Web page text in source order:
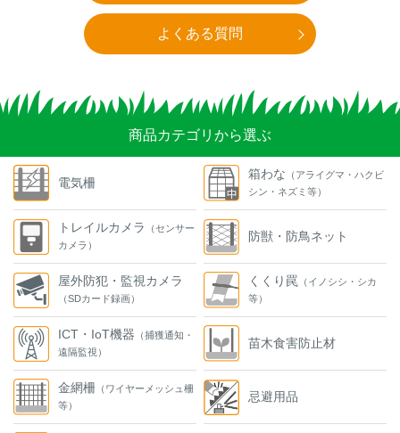
よくある質問
商品カテゴリから選ぶ
電気柵
トレイルカメラ
（センサー
カメラ）
屋外防犯・監視カメラ
（SDカード録画）
ICT・IoT機器 （捕獲通知・
遠隔監視）
金網柵 （ワイヤーメッシュ柵
等）
箱わな （アライグマ・ハクビ
シン・ネズミ等）
防獣・防鳥ネット
くくり罠 （イノシシ・シカ
等）
苗木食害防止材
忌避用品